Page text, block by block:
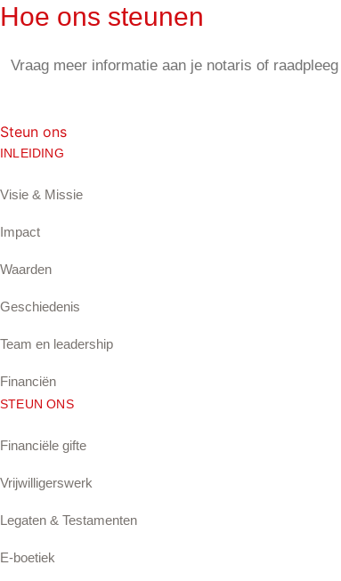
Hoe ons steunen
Vraag meer informatie aan je notaris of
Steun ons
INLEIDING
Visie & Missie
Impact
Waarden
Geschiedenis
Team en leadership
Financiën
STEUN ONS
Financiële gifte
Vrijwilligerswerk
Legaten & Testamenten
E-boetiek